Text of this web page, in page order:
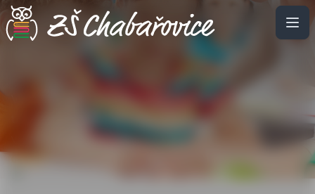
Vytvoření prostoru pro rozvoj kompetencí v
technických oborech, přírodních vědách, jazykové
výchově a konektivita